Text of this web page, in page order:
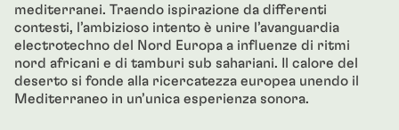
mediterranei. Traendo ispirazione da differenti
contesti, l’ambizioso intento è unire l’avanguardia
electrotechno del Nord Europa a influenze di ritmi
nord africani e di tamburi sub sahariani. Il calore del
deserto si fonde alla ricercatezza europea unendo il
Mediterraneo in un’unica esperienza sonora.